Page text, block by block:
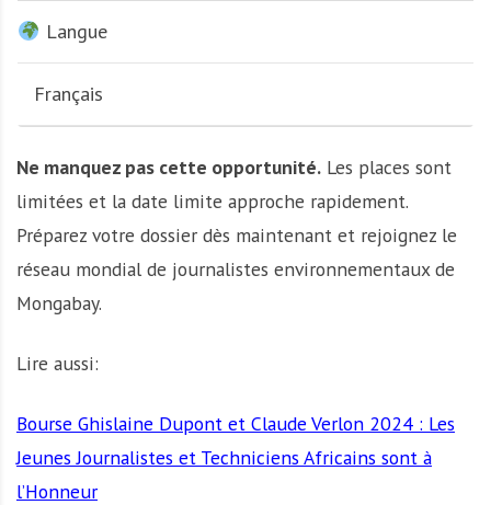
Langue
Français
Ne manquez pas cette opportunité. Les places sont
limitées et la date limite approche rapidement.
Préparez votre dossier dès maintenant et rejoignez le
réseau mondial de journalistes environnementaux de
Mongabay.
Lire aussi:
Bourse Ghislaine Dupont et Claude Verlon 2024 : Les
Jeunes Journalistes et Techniciens Africains sont à
l’Honneur